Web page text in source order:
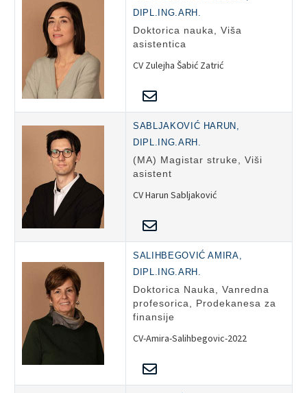
DIPL.ING.ARH.
Doktorica nauka, Viša
asistentica
CV Zulejha Šabić Zatrić
SABLJAKOVIĆ HARUN,
DIPL.ING.ARH.
(MA) Magistar struke, Viši
asistent
CV Harun Sabljaković
SALIHBEGOVIĆ AMIRA,
DIPL.ING.ARH.
Doktorica Nauka, Vanredna
profesorica, Prodekanesa za
finansije
CV-Amira-Salihbegovic-2022